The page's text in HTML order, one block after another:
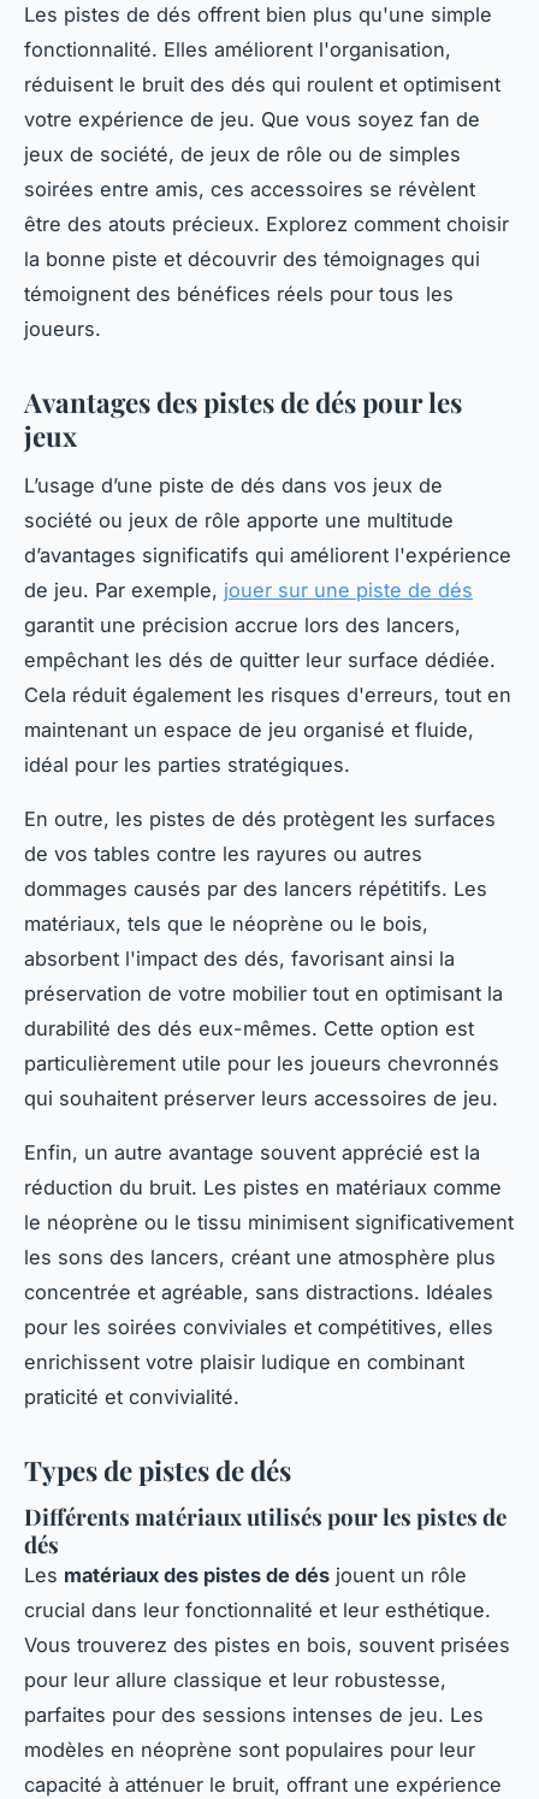
Les pistes de dés offrent bien plus qu'une simple
fonctionnalité. Elles améliorent l'organisation,
réduisent le bruit des dés qui roulent et optimisent
votre expérience de jeu. Que vous soyez fan de
jeux de société, de jeux de rôle ou de simples
soirées entre amis, ces accessoires se révèlent
être des atouts précieux. Explorez comment choisir
la bonne piste et découvrir des témoignages qui
témoignent des bénéfices réels pour tous les
joueurs.
Avantages des pistes de dés pour les
jeux
L’usage d’une piste de dés dans vos jeux de
société ou jeux de rôle apporte une multitude
d’avantages significatifs qui améliorent l'expérience
de jeu. Par exemple, jouer sur une piste de dés
garantit une précision accrue lors des lancers,
empêchant les dés de quitter leur surface dédiée.
Cela réduit également les risques d'erreurs, tout en
maintenant un espace de jeu organisé et fluide,
idéal pour les parties stratégiques.
En outre, les pistes de dés protègent les surfaces
de vos tables contre les rayures ou autres
dommages causés par des lancers répétitifs. Les
matériaux, tels que le néoprène ou le bois,
absorbent l'impact des dés, favorisant ainsi la
préservation de votre mobilier tout en optimisant la
durabilité des dés eux-mêmes. Cette option est
particulièrement utile pour les joueurs chevronnés
qui souhaitent préserver leurs accessoires de jeu.
Enfin, un autre avantage souvent apprécié est la
réduction du bruit. Les pistes en matériaux comme
le néoprène ou le tissu minimisent significativement
les sons des lancers, créant une atmosphère plus
concentrée et agréable, sans distractions. Idéales
pour les soirées conviviales et compétitives, elles
enrichissent votre plaisir ludique en combinant
praticité et convivialité.
Types de pistes de dés
Différents matériaux utilisés pour les pistes de
dés
Les matériaux des pistes de dés jouent un rôle
crucial dans leur fonctionnalité et leur esthétique.
Vous trouverez des pistes en bois, souvent prisées
pour leur allure classique et leur robustesse,
parfaites pour des sessions intenses de jeu. Les
modèles en néoprène sont populaires pour leur
capacité à atténuer le bruit, offrant une expérience